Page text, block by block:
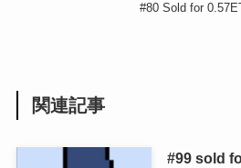
#80 Sold for
関連記事
#99 sold